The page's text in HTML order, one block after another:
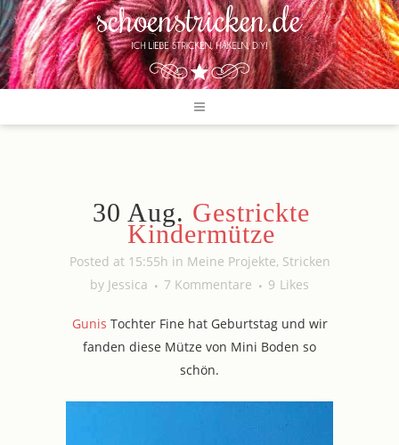
30 Aug. Gestrickte
Kindermütze
Posted at 15:55h in Meine Projekte, Stricken
by Jessica 7 Kommentare 9 Likes
Gunis Tochter Fine hat Geburtstag und wir
fanden diese Mütze von Mini Boden so
schön.